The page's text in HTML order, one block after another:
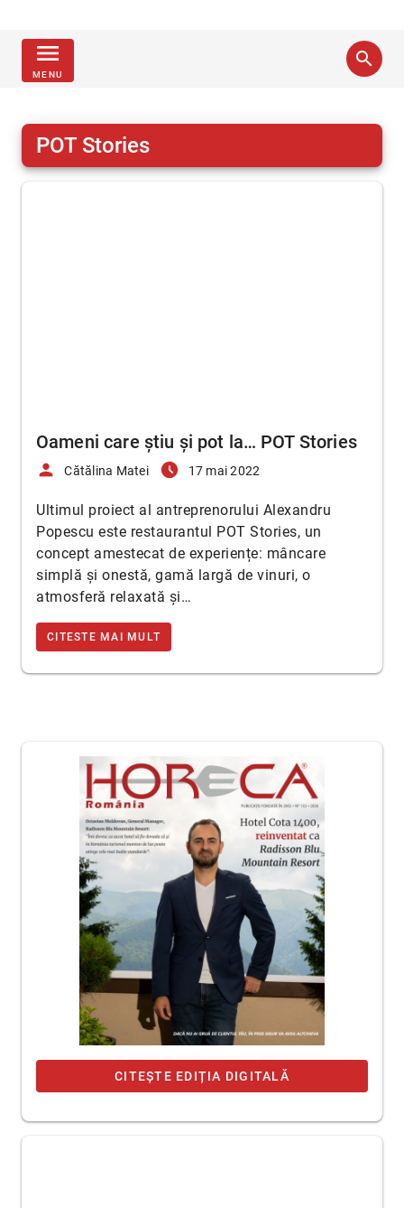
menu
MENU
search
POT Stories
Oameni care știu și pot la… POT Stories
person Cătălina Matei access_time_filled 17 mai 2022
Ultimul proiect al antreprenorului Alexandru
Popescu este restaurantul POT Stories, un
concept amestecat de experiențe: mâncare
simplă și onestă, gamă largă de vinuri, o
atmosferă relaxată și…
CITESTE MAI MULT
CITEȘTE EDIȚIA DIGITALĂ